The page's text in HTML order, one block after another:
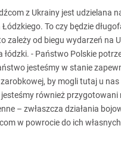
z Ukrainy jest udzielana
To czy będzie
zależy od biegu wydarzeń na
łódzki. - Państwo Polskie
jesteśmy w stanie
by mogli tutaj u
również przygotowani
– zwłaszcza działania
w powrocie do ich